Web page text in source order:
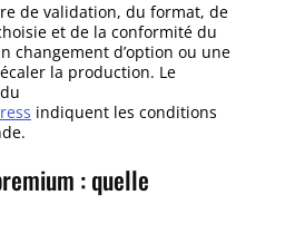
de validation, du format, de
et de la conformité du
changement d’option ou une
la production. Le
indiquent les conditions
: quelle